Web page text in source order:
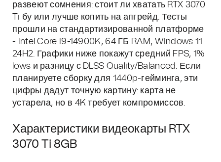
развеют сомнения: стоит ли хватать RTX 3070
Ti бу или лучше копить на апгрейд. Тесты
прошли на стандартизированной платформе
- Intel Core i9-14900K, 64 ГБ RAM, Windows 11
24H2. Графики ниже покажут средний FPS, 1%
lows и разницу с DLSS Quality/Balanced. Если
планируете сборку для 1440p-гейминга, эти
цифры дадут точную картину: карта не
устарела, но в 4K требует компромиссов.
Характеристики видеокарты RTX
3070 Ti 8GB